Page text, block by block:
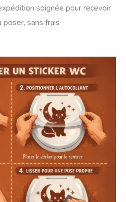
soignée pour recevoir
sans frais